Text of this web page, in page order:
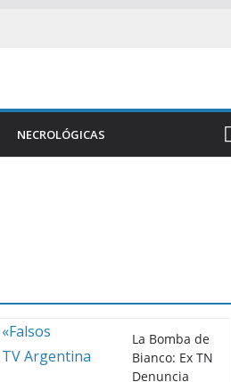
NECROLÓGICAS
La Bomba de
Bianco: Ex TN
Denuncia